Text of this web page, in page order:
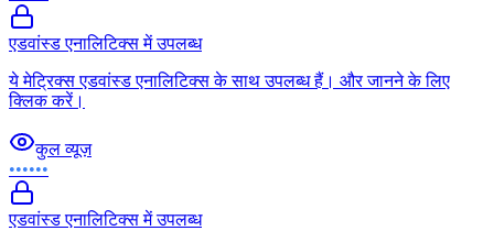
एडवांस्ड एनालिटिक्स में उपलब्ध
ये मेट्रिक्स एडवांस्ड एनालिटिक्स के साथ उपलब्ध हैं। और जानने के लिए
क्लिक करें।
कुल व्यूज़
••••••
एडवांस्ड एनालिटिक्स में उपलब्ध